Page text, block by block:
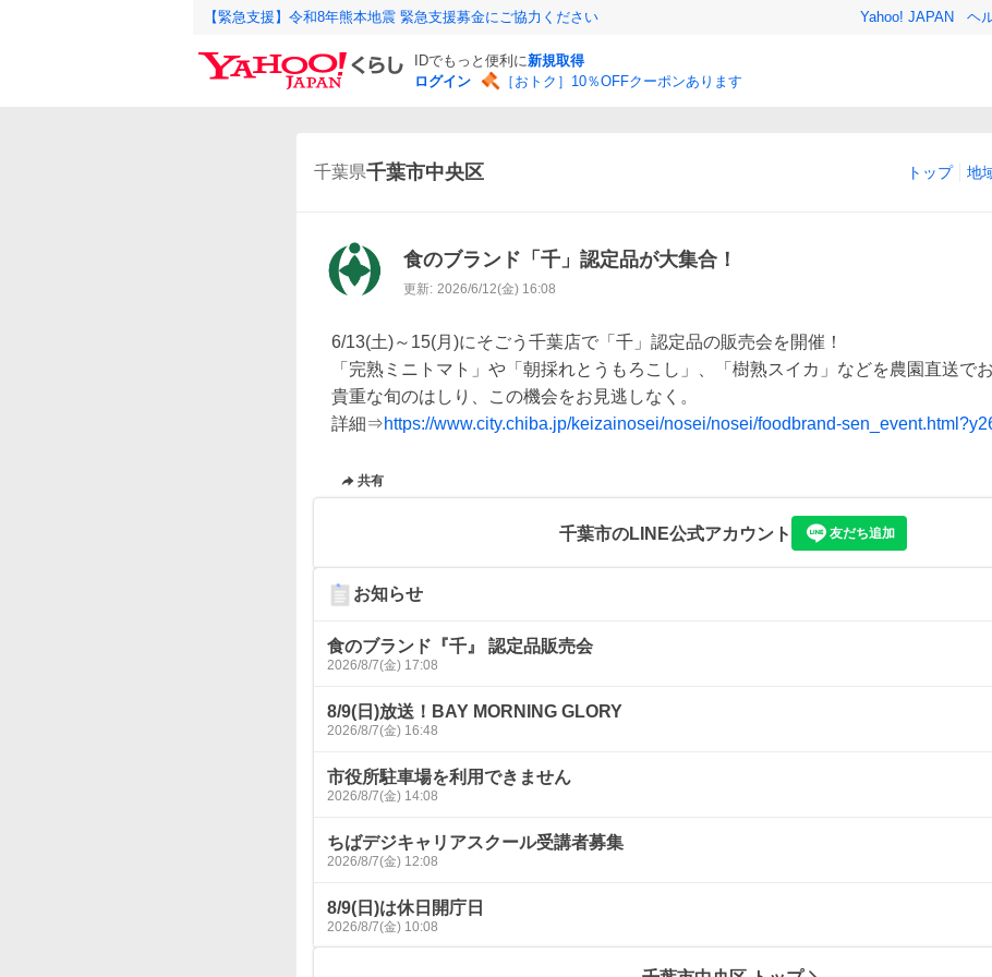
【緊急支援】令和8年熊本地震 緊急支援募金にご協力ください Yahoo! JAPAN ヘ
IDでもっと便利に新規取得
ログイン
［おトク］10％OFFクーポンあります
千葉県千葉市中央区 トップ 地
食のブランド「千」認定品が大集合！
更新: 2026/6/12(金) 16:08
6/13(土)～15(月)にそごう千葉店で「千」認定品の販売会を開催！
「完熟ミニトマト」や「朝採れとうもろこし」、「樹熟スイカ」などを農園直送で
貴重な旬のはしり、この機会をお見逃しなく。
詳細⇒https://www.city.chiba.jp/keizainosei/nosei/nosei/foodbrand-
共有
千葉市のLINE公式アカウント 友だち追加
お知らせ
食のブランド『千』 認定品販売会
2026/8/7(金) 17:08
8/9(日)放送！BAY MORNING GLORY
2026/8/7(金) 16:48
市役所駐車場を利用できません
2026/8/7(金) 14:08
ちばデジキャリアスクール受講者募集
2026/8/7(金) 12:08
8/9(日)は休日開庁日
2026/8/7(金) 10:08